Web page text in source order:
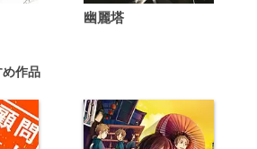
幽麗塔
め作品